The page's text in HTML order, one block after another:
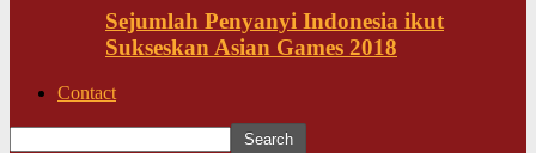
Sejumlah Penyanyi Indonesia ikut
Sukseskan Asian Games 2018
Contact